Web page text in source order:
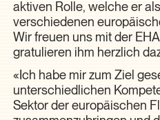
aktiven Rolle, welche er
verschiedenen
Wir freuen uns mit der
gratulieren ihm herzlich
«Ich habe mir zum Ziel
unterschiedlichen
Sektor der europäischen